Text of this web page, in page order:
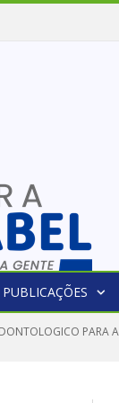
PUBLICAÇÕES
PARA